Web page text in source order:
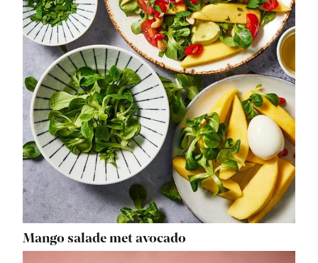
Mango salade met avocado